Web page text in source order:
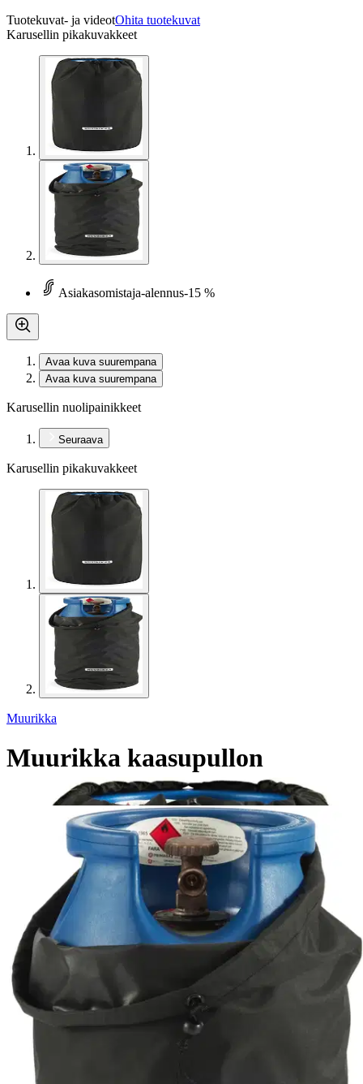
Tuotekuvat- ja videotOhita tuotekuvat
Karusellin pikakuvakkeet
Asiakasomistaja-alennus-15 %
Avaa kuva suurempana
Avaa kuva suurempana
Karusellin nuolipainikkeet
Seuraava
Karusellin pikakuvakkeet
Muurikka
Muurikka kaasupullon
suojahuppu
16,92 €
Asiakasomistajahinta
Hinta ilman S-Etukorttia:
19,90 €
Verkkokaupan hinta
Valitse toimitustapa
Siirry valitsemaan myymälä
Toimitus
Kotiin tai noutopisteeseen
Ilmainen toimitus yli 100 €:n tilauksille